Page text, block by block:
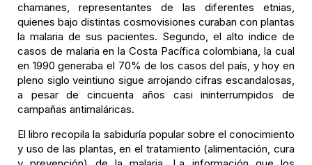
chamanes, representantes de las diferentes etnias,
quienes bajo distintas cosmovisiones curaban con plantas
la malaria de sus pacientes. Segundo, el alto indice de
casos de malaria en la Costa Pacífica colombiana, la cual
en 1990 generaba el 70% de los casos del país, y hoy en
pleno siglo veintiuno sigue arrojando cifras escandalosas,
a pesar de cincuenta años casi ininterrumpidos de
campañas antimaláricas.
El libro recopila la sabiduría popular sobre el conocimiento
y uso de las plantas, en el tratamiento (alimentación, cura